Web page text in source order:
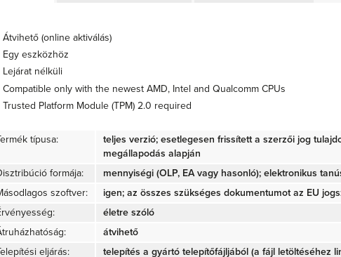
Átvihető (online aktiválás)
Egy eszközhöz
Lejárat nélküli
Compatible only with the newest AMD, Intel and Qualcomm CPUs
Trusted Platform Module (TPM) 2.0 required
típusa:
teljes verzió; esetlegesen frissített a szerzői jog
megállapodás alapján
formája:
mennyiségi (OLP, EA vagy hasonló); elektronikus
szoftver:
igen; az összes szükséges dokumentumot az EU
életre szóló
átvihető
eljárás:
telepítés a gyártó telepítőfájljából (a fájl letöltéséhez